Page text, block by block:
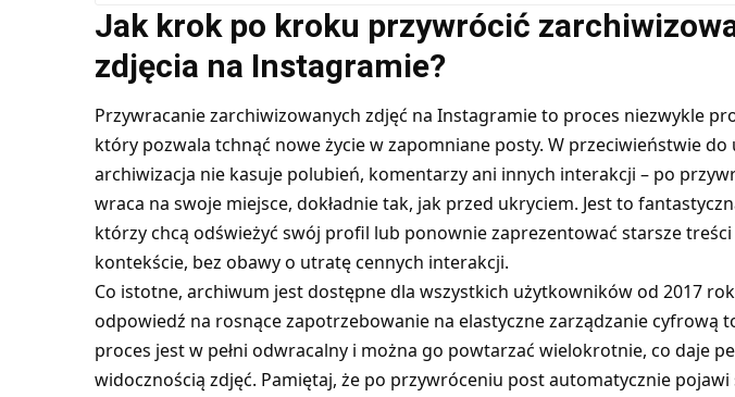
Jak krok po kroku przywrócić
zdjęcia na Instagramie?
Przywracanie zarchiwizowanych zdjęć na Instagramie to proces niezwykle
który pozwala tchnąć nowe życie w zapomniane posty. W przeciwieństwie do
archiwizacja nie kasuje polubień, komentarzy ani innych interakcji – po
wraca na swoje miejsce, dokładnie tak, jak przed ukryciem. Jest to
którzy chcą odświeżyć swój profil lub ponownie zaprezentować starsze
kontekście, bez obawy o utratę cennych interakcji.
Co istotne, archiwum jest dostępne dla wszystkich użytkowników od 2017
odpowiedź na rosnące zapotrzebowanie na elastyczne zarządzanie cyfrową
proces jest w pełni odwracalny i można go powtarzać wielokrotnie, co daje
widocznością zdjęć. Pamiętaj, że po przywróceniu post automatycznie pojawi